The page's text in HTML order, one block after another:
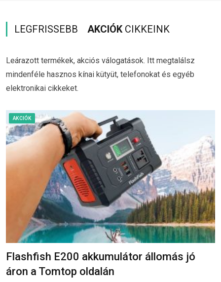
LEGFRISSEBB AKCIÓKCIKKEINK
Leárazott termékek, akciós válogatások. Itt megtalálsz
mindenféle hasznos kínai kütyüt, telefonokat és egyéb
elektronikai cikkeket.
AKCIÓK
Flashfish E200 akkumulátor állomás jó
áron a Tomtop oldalán